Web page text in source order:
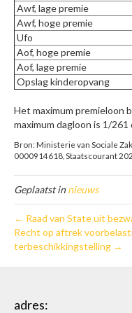
Awf, lage premie
Awf, hoge premie
Ufo
Aof, hoge premie
Aof, lage premie
Opslag kinderopvang
Het maximum premieloon
maximum dagloon is 1/
Bron: Ministerie van Sociale
0000914618, Staatscourant
Geplaatst innieuws
← Raad van State uit
Recht op aftrek
terbeschikkingstelling →
adres: